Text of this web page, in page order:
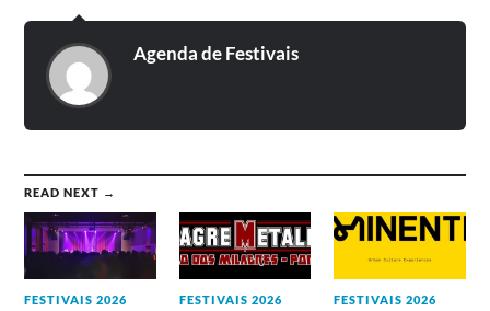
Agenda de Festivais
READ NEXT →
FESTIVAIS 2026 FESTIVAIS 2026 FESTIVAIS 2026